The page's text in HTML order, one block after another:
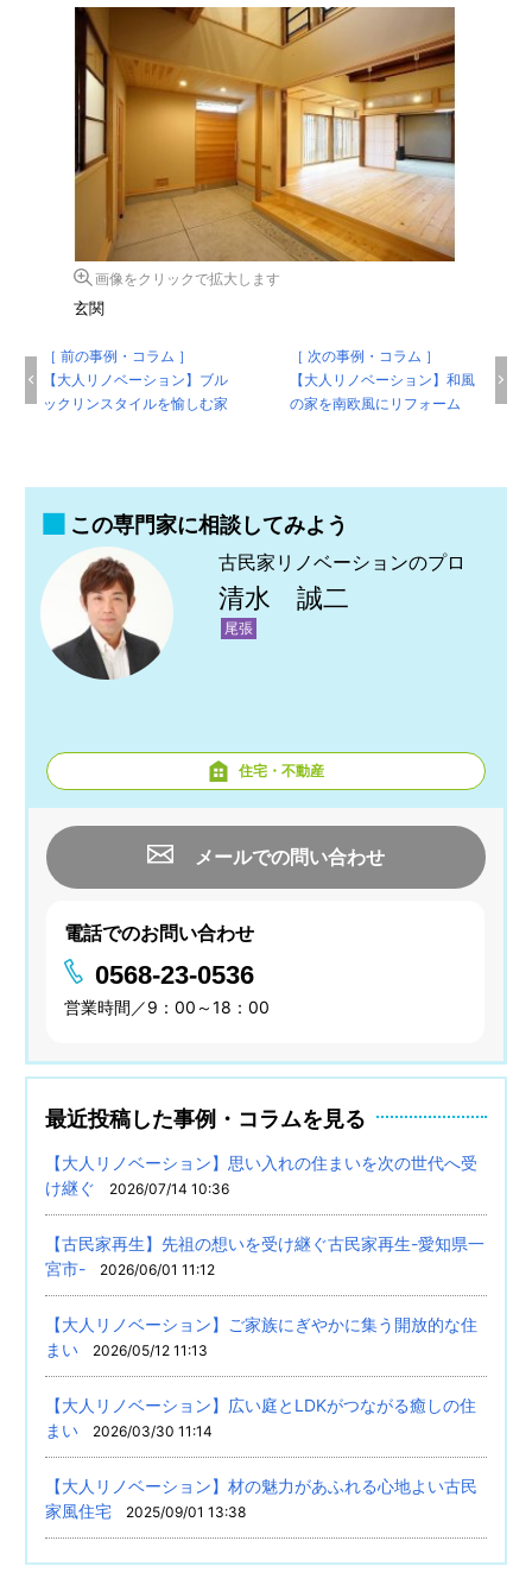
画像をクリックで拡大します
玄関
［ 前の事例・コラム ］
【大人リノベーション】ブル
ックリンスタイルを愉しむ家
［ 次の事例・コラム ］
【大人リノベーション】和風
の家を南欧風にリフォーム
この専門家に相談してみよう
古民家リノベーションのプロ
清水 誠二
尾張
住宅・不動産
メールでの問い合わせ
電話でのお問い合わせ
0568-23-0536
営業時間／9：00～18：00
最近投稿した事例・コラムを見る
【大人リノベーション】思い入れの住まいを次の世代へ受
け継ぐ
2026/07/14 10:36
【古民家再生】先祖の想いを受け継ぐ古民家再生-愛知県一
宮市-
2026/06/01 11:12
【大人リノベーション】ご家族にぎやかに集う開放的な住
まい
2026/05/12 11:13
【大人リノベーション】広い庭とLDKがつながる癒しの住
まい
2026/03/30 11:14
【大人リノベーション】材の魅力があふれる心地よい古民
家風住宅
2025/09/01 13:38